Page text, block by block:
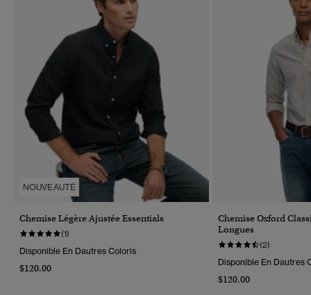
NOUVEAUTÉ
Chemise Légère Ajustée Essentials
(1)
Disponible En Dautres Coloris
$120.00
Chemise Oxford
Longues
(2)
Disponible En Dautres
$120.00